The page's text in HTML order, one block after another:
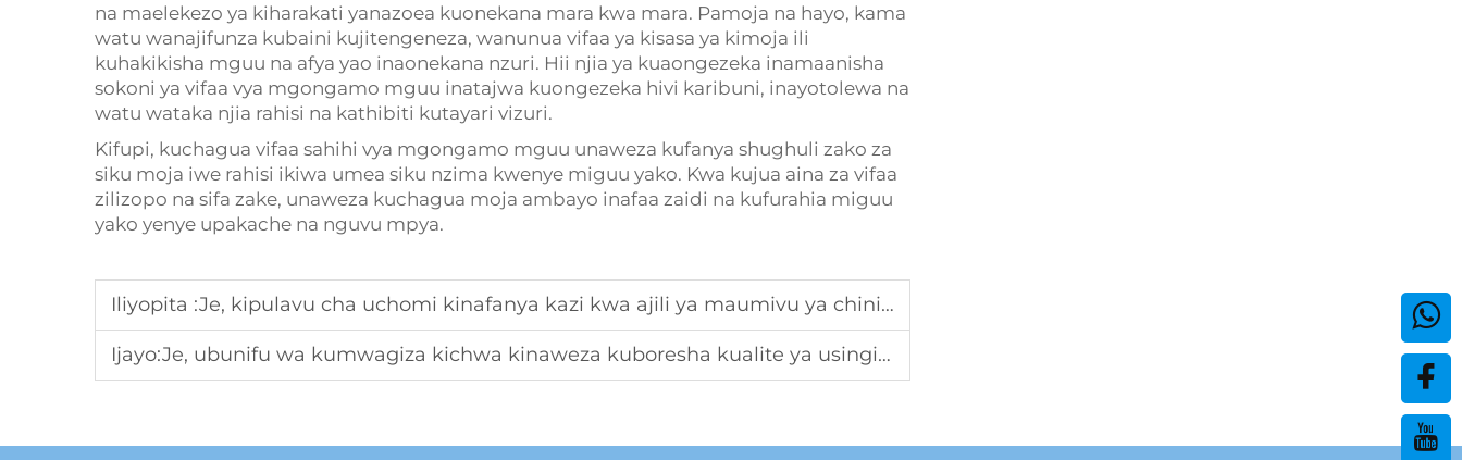
na maelekezo ya kiharakati yanazoea kuonekana mara kwa mara. Pamoja na hayo, kama
watu wanajifunza kubaini kujitengeneza, wanunua vifaa ya kisasa ya kimoja ili
kuhakikisha mguu na afya yao inaonekana nzuri. Hii njia ya kuaongezeka inamaanisha
sokoni ya vifaa vya mgongamo mguu inatajwa kuongezeka hivi karibuni, inayotolewa na
watu wataka njia rahisi na kathibiti kutayari vizuri.
Kifupi, kuchagua vifaa sahihi vya mgongamo mguu unaweza kufanya shughuli zako za
siku moja iwe rahisi ikiwa umea siku nzima kwenye miguu yako. Kwa kujua aina za vifaa
zilizopo na sifa zake, unaweza kuchagua moja ambayo inafaa zaidi na kufurahia miguu
yako yenye upakache na nguvu mpya.
Iliyopita :Je, kipulavu cha uchomi kinafanya kazi kwa ajili ya maumivu ya chini ya mgongo?
Ijayo:Je, ubunifu wa kumwagiza kichwa kinaweza kuboresha kualite ya usingizi?